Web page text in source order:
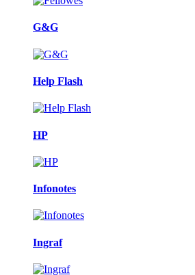
G&G
Help Flash
HP
Infonotes
Ingraf